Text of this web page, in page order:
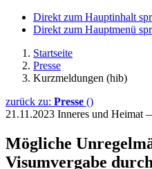
Direkt zum Hauptinhalt
Direkt zum Hauptmenü
Startseite
Presse
Kurzmeldungen (hib)
zurück zu: Presse ()
21.11.2023 Inneres und
Mögliche
Visumvergabe